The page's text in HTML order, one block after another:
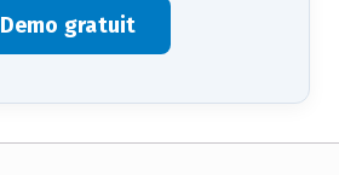
Demo gratuit